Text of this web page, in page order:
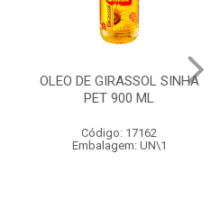
OLEO DE GIRASSOL SINHA
PET 900 ML
Código: 17162
Embalagem: UN\1